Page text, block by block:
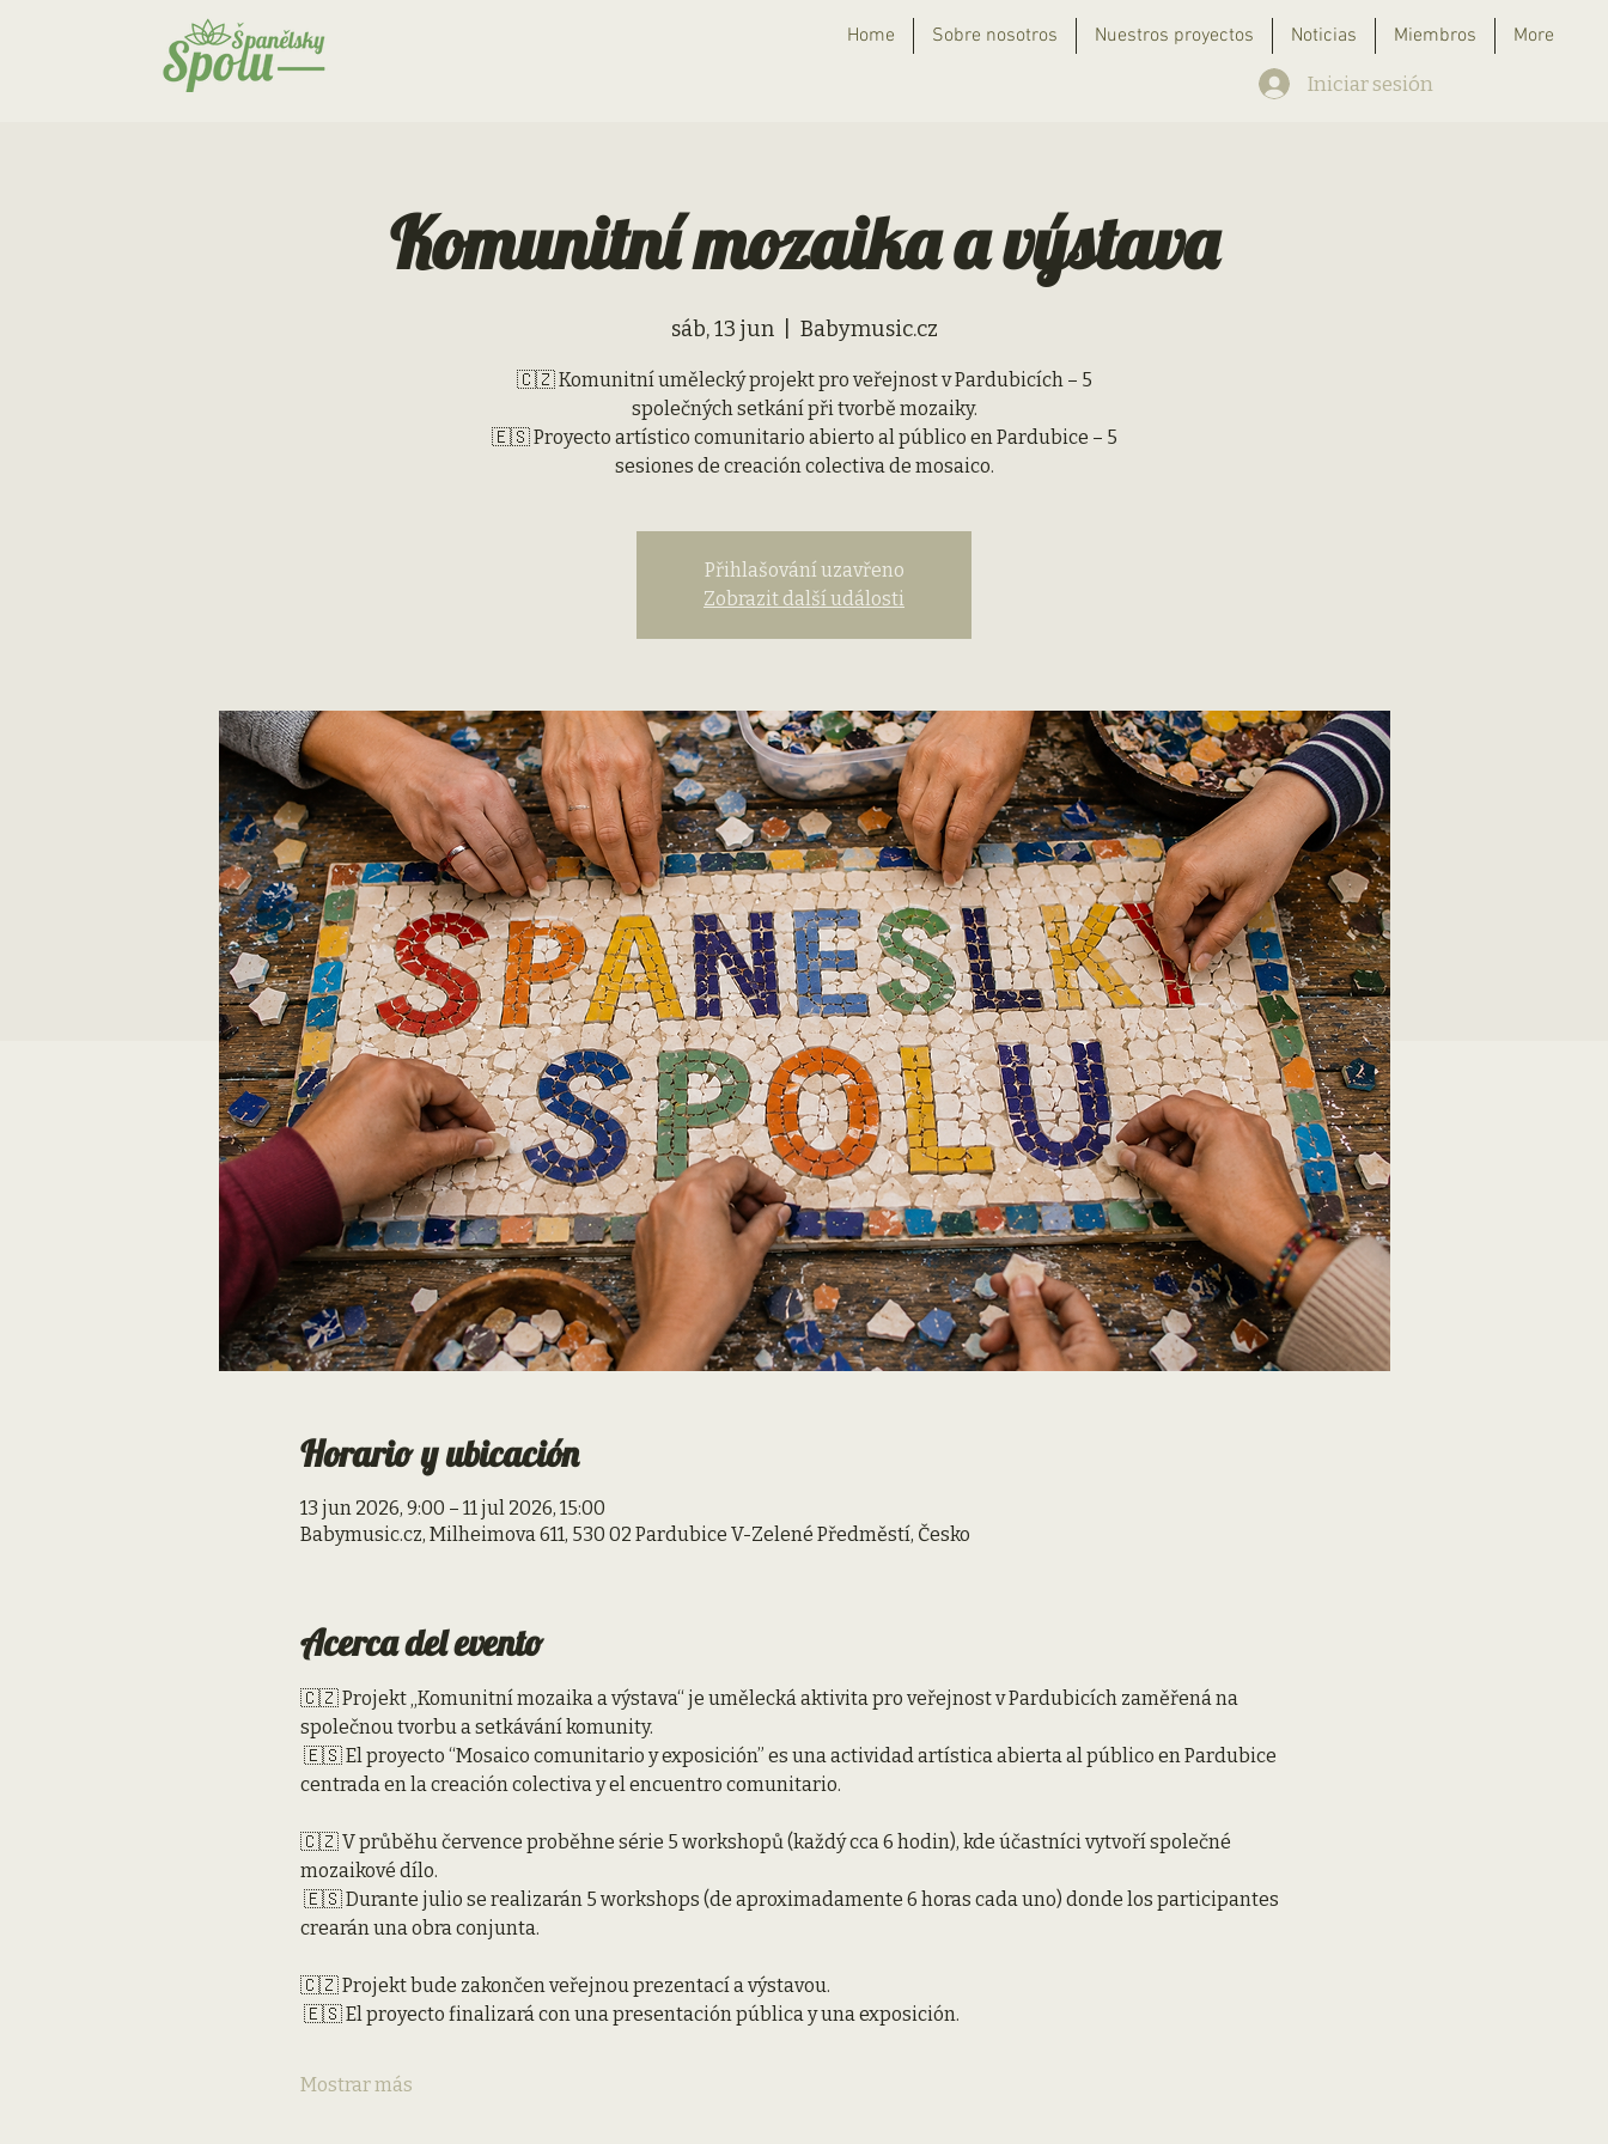
Home Sobre nosotros Nuestros proyectos Noticias Miembros More
Iniciar sesión
Komunitní mozaika a výstava
sáb, 13 jun
  |
Babymusic.cz
🇨🇿 Komunitní umělecký projekt pro veřejnost v Pardubicích – 5
společných setkání při tvorbě mozaiky.
🇪🇸 Proyecto artístico comunitario abierto al público en Pardubice – 5
sesiones de creación colectiva de mosaico.
Přihlašování uzavřeno
Zobrazit další události
Horario y ubicación
13 jun 2026, 9:00 – 11 jul 2026, 15:00
Babymusic.cz, Milheimova 611, 530 02 Pardubice V-Zelené Předměstí, Česko
Acerca del evento
🇨🇿 Projekt „Komunitní mozaika a výstava“ je umělecká aktivita pro veřejnost v Pardubicích zaměřená na
společnou tvorbu a setkávání komunity.
centrada en la creación colectiva y el encuentro comunitario.
🇨🇿 V průběhu července proběhne série 5 workshopů (každý cca 6 hodin), kde účastníci vytvoří společné
mozaikové dílo.
crearán una obra conjunta.
🇨🇿 Projekt bude zakončen veřejnou prezentací a výstavou.
🇪🇸 El proyecto finalizará con una presentación pública y una exposición.
Mostrar más